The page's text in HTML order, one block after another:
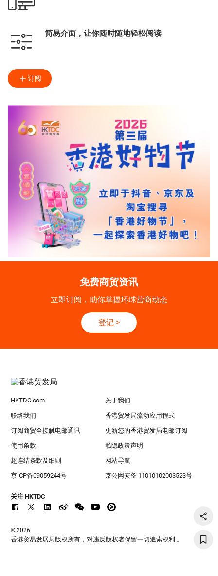
简易介面，让你随时随地轻松阅读
订阅
免费商贸资讯
立即订阅，助你掌握环球营商动态
登记 >
HKTDC.com 关于我们
联络我们 香港贸发局流动应用程式
订阅商贸全接触电邮通讯 更新您的香港贸发局电邮订阅
使用条款 私隐政策声明
超连结条款及细则 网站导航
京ICP备09059244号 京公网安备 11010102003523号
关注 HKTDC
© 2026
香港贸易发展局版权所有，对违反版权者保留一切追索权利 。